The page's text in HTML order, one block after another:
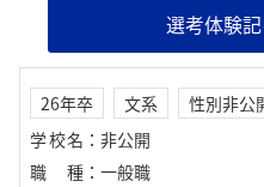
選考体験
26年卒 文系
性別非公
学校名 ： 非公開
職種 ： 一般職